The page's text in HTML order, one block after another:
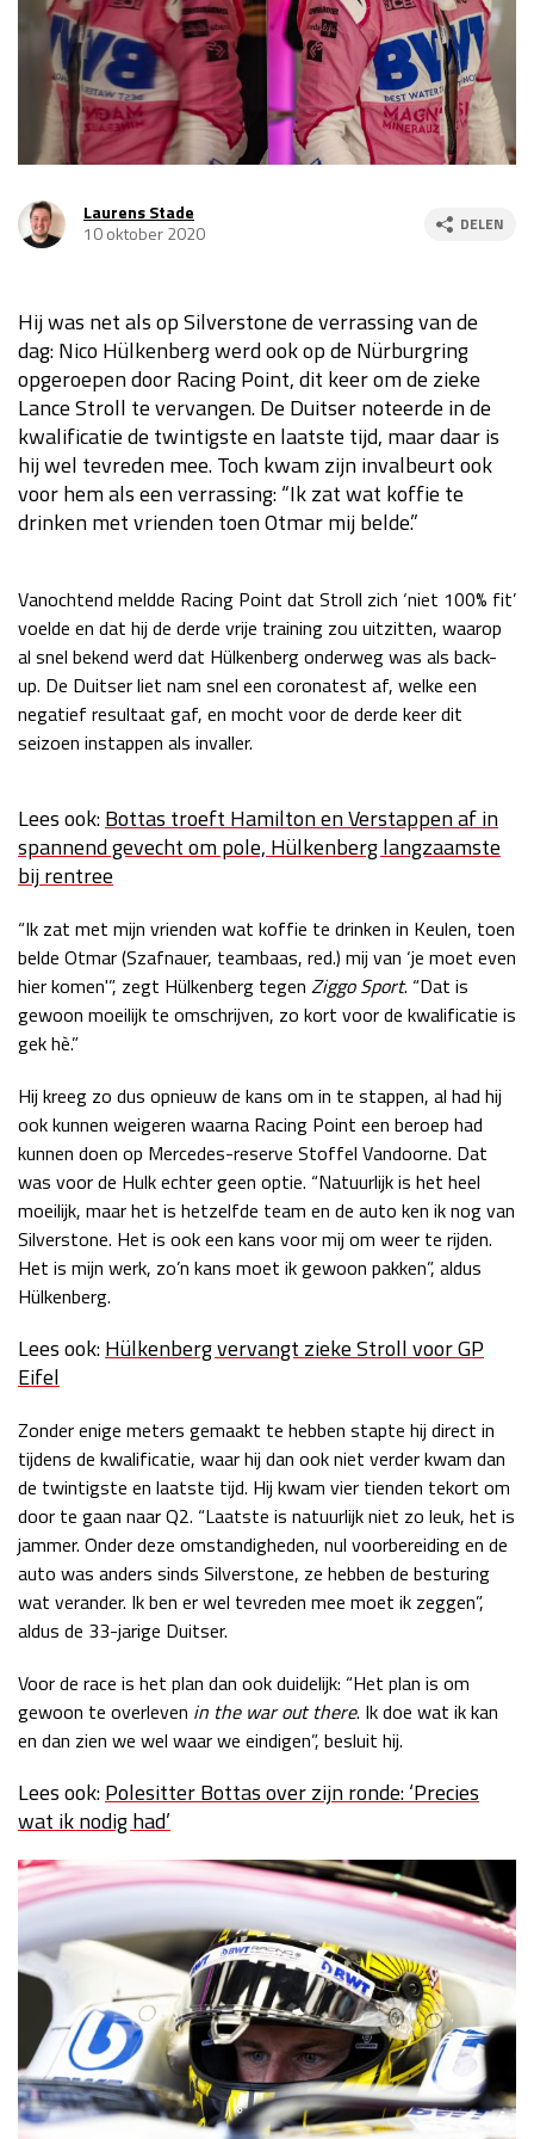
Race
za 13:00 - 15:00
GP VERENIGDE STATEN 2026 23 - 25 okt
Kwalificatie
za 23:00 - 00:00
GP MEXICO 2026 30 okt - 01 nov
Kwalificatie
za 22:00 - 23:00
GP SÃO PAULO 2026
Kwalificatie
za 19:00 - 20:00
Race
zo 18:00 - 20:00
LAS VEGAS GRAND PRIX 2026 20 - 22 nov
Kwalificatie
za 05:00 - 06:00
Race
zo 05:00 - 07:00
Race
zo 17:00 - 19:00
Kwalificatie
za 15:00 - 16:00
Race
Laurens Stade
10 oktober 2020
DELEN
Hij was net als op Silverstone de verrassing van de
dag: Nico Hülkenberg werd ook op de Nürburgring
opgeroepen door Racing Point, dit keer om de zieke
Lance Stroll te vervangen. De Duitser noteerde in de
kwalificatie de twintigste en laatste tijd, maar daar is
hij wel tevreden mee. Toch kwam zijn invalbeurt ook
voor hem als een verrassing: “Ik zat wat koffie te
drinken met vrienden toen Otmar mij belde.”
Vanochtend meldde Racing Point dat Stroll zich ‘niet 100% fit’
voelde en dat hij de derde vrije training zou uitzitten, waarop
al snel bekend werd dat Hülkenberg onderweg was als back-
up. De Duitser liet nam snel een coronatest af, welke een
negatief resultaat gaf, en mocht voor de derde keer dit
seizoen instappen als invaller.
Lees ook:Bottas troeft Hamilton en Verstappen af in
spannend gevecht om pole, Hülkenberg langzaamste
bij rentree
“Ik zat met mijn vrienden wat koffie te drinken in Keulen, toen
belde Otmar (Szafnauer, teambaas, red.) mij van ‘je moet even
hier komen'”, zegt Hülkenberg tegen Ziggo Sport. “Dat is
gewoon moeilijk te omschrijven, zo kort voor de kwalificatie is
gek hè.”
Hij kreeg zo dus opnieuw de kans om in te stappen, al had hij
ook kunnen weigeren waarna Racing Point een beroep had
kunnen doen op Mercedes-reserve Stoffel Vandoorne. Dat
was voor de Hulk echter geen optie. “Natuurlijk is het heel
moeilijk, maar het is hetzelfde team en de auto ken ik nog van
Silverstone. Het is ook een kans voor mij om weer te rijden.
Het is mijn werk, zo’n kans moet ik gewoon pakken”, aldus
Hülkenberg.
Lees ook:Hülkenberg vervangt zieke Stroll voor GP
Eifel
Zonder enige meters gemaakt te hebben stapte hij direct in
tijdens de kwalificatie, waar hij dan ook niet verder kwam dan
de twintigste en laatste tijd. Hij kwam vier tienden tekort om
door te gaan naar Q2. “Laatste is natuurlijk niet zo leuk, het is
jammer. Onder deze omstandigheden, nul voorbereiding en de
auto was anders sinds Silverstone, ze hebben de besturing
wat verander. Ik ben er wel tevreden mee moet ik zeggen”,
aldus de 33-jarige Duitser.
Voor de race is het plan dan ook duidelijk: “Het plan is om
gewoon te overleven in the war out there. Ik doe wat ik kan
en dan zien we wel waar we eindigen”, besluit hij.
Lees ook:Polesitter Bottas over zijn ronde: ‘Precies
wat ik nodig had’